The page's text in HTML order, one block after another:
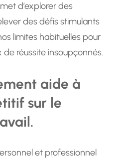
d’explorer des
des défis stimulants
limites habituelles pour
réussite insoupçonnés.
aide à
sur le
et professionnel